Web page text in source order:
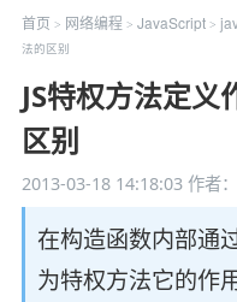
教程
平面 服
首页 > 网络编程 > JavaScript>
法的区别
JS特权方法定
区别
2013-03-18 14:18:03作者：
在构造函数内部通
为特权方法它的作